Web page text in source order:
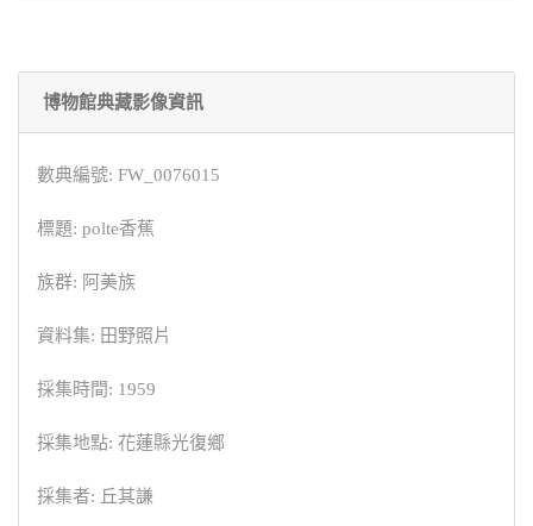
博物館典藏影像資訊
數典編號: FW_0076015
標題: polte香蕉
族群: 阿美族
資料集: 田野照片
採集時間: 1959
採集地點: 花蓮縣光復鄉
採集者: 丘其謙